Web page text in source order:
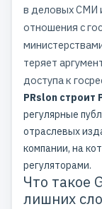
в деловых СМИ
отношения с
теряет
доступа к
PRslon строит
регулярные
отраслевых
компании, на
регуляторами.
Что такое
лишних